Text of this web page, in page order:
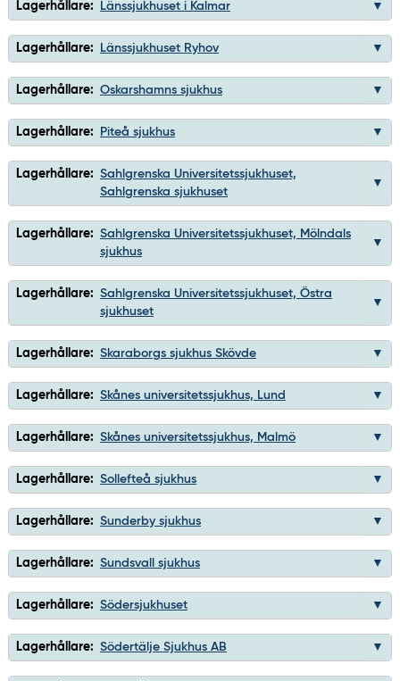
Lagerhållare: Länssjukhuset i Kalmar
Lagerhållare: Länssjukhuset Ryhov
Lagerhållare: Oskarshamns sjukhus
Lagerhållare: Piteå sjukhus
Lagerhållare: Sahlgrenska Universitetssjukhuset,
Sahlgrenska sjukhuset
Lagerhållare: Sahlgrenska Universitetssjukhuset, Mölndals
sjukhus
Lagerhållare: Sahlgrenska Universitetssjukhuset, Östra
sjukhuset
Lagerhållare: Skaraborgs sjukhus Skövde
Lagerhållare: Skånes universitetssjukhus, Lund
Lagerhållare: Skånes universitetssjukhus, Malmö
Lagerhållare: Sollefteå sjukhus
Lagerhållare: Sunderby sjukhus
Lagerhållare: Sundsvall sjukhus
Lagerhållare: Södersjukhuset
Lagerhållare: Södertälje Sjukhus AB